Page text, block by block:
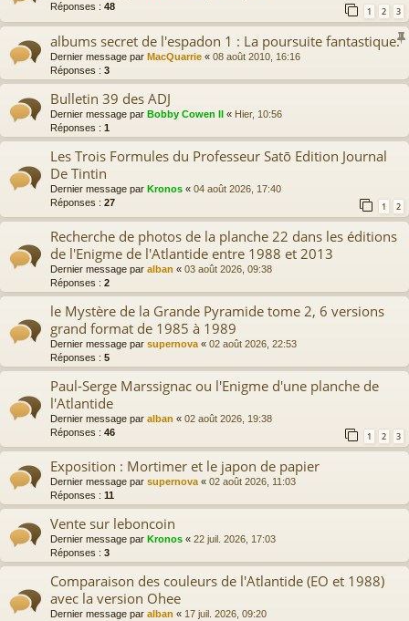
Réponses : 48 1 2 3
albums secret de l'espadon 1 : La poursuite fantastique.
Dernier message par MacQuarrie « 08 août 2010, 16:16
Réponses : 3
Bulletin 39 des ADJ
Dernier message par Bobby Cowen II « Hier, 10:56
Réponses : 1
Les Trois Formules du Professeur Satō Edition Journal
De Tintin
Dernier message par Kronos « 04 août 2026, 17:40
Réponses : 27 1 2
Recherche de photos de la planche 22 dans les éditions
de l'Enigme de l'Atlantide entre 1988 et 2013
Dernier message par alban « 03 août 2026, 09:38
Réponses : 2
le Mystère de la Grande Pyramide tome 2, 6 versions
grand format de 1985 à 1989
Dernier message par supernova « 02 août 2026, 22:53
Réponses : 5
Paul-Serge Marssignac ou l'Enigme d'une planche de
l'Atlantide
Dernier message par alban « 02 août 2026, 19:38
Réponses : 46 1 2 3
Exposition : Mortimer et le japon de papier
Dernier message par supernova« 02 août 2026, 11:03
Réponses : 11
Vente sur leboncoin
Dernier message par Kronos « 22 juil. 2026, 17:03
Réponses : 3
Comparaison des couleurs de l'Atlantide (EO et 1988)
avec la version Ohee
Dernier message par alban « 17 juil. 2026, 09:20